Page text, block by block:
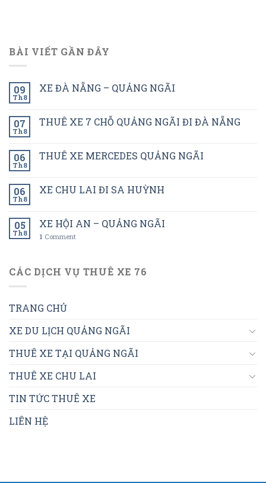
BÀI VIẾT GẦN ĐÂY
09
Th8
XE ĐÀ NẴNG – QUẢNG NGÃI
07
Th8
THUÊ XE 7 CHỖ QUẢNG NGÃI ĐI ĐÀ NẴNG
06
Th8
THUÊ XE MERCEDES QUẢNG NGÃI
06
Th8
XE CHU LAI ĐI SA HUỲNH
05
Th8
XE HỘI AN – QUẢNG NGÃI
1 Comment
CÁC DỊCH VỤ THUÊ XE 76
TRANG CHỦ
XE DU LỊCH QUẢNG NGÃI
THUÊ XE TẠI QUẢNG NGÃI
THUÊ XE CHU LAI
TIN TỨC THUÊ XE
LIÊN HỆ